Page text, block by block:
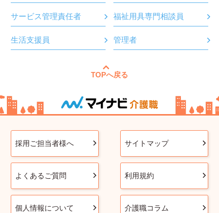
サービス管理責任者 福祉用具専門相談員
生活支援員 管理者
TOPへ戻る
採用ご担当者様へ サイトマップ
よくあるご質問 利用規約
個人情報について 介護職コラム